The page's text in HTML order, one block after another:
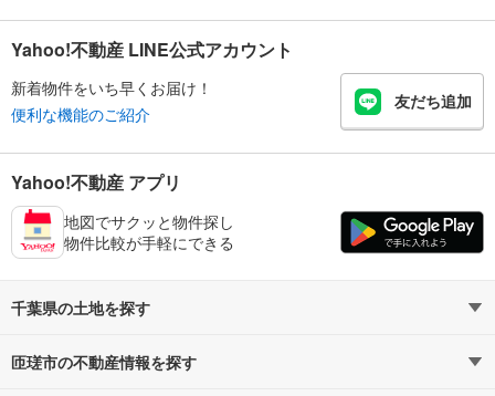
Yahoo!不動産 LINE公式アカウント
新着物件をいち早くお届け！
便利な機能のご紹介
友だち追加
Yahoo!不動産 アプリ
地図でサクッと物件探し
物件比較が手軽にできる
千葉県の土地を探す
路線・駅から探す
匝瑳市の不動産情報を探す